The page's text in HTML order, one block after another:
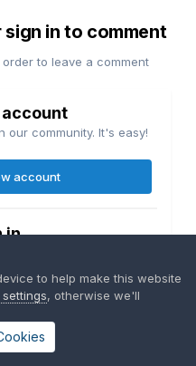
in to comment
to leave a comment
account
our community. It's easy!
account
in
Sign in here.
to help make this website
, otherwise we'll